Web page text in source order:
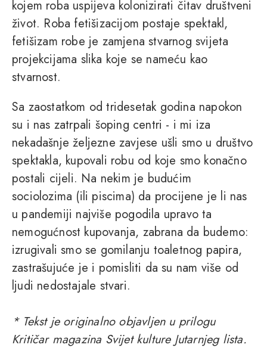
kojem roba uspijeva kolonizirati čitav društveni
život. Roba fetišizacijom postaje spektakl,
fetišizam robe je zamjena stvarnog svijeta
projekcijama slika koje se nameću kao
stvarnost.
Sa zaostatkom od tridesetak godina napokon
su i nas zatrpali šoping centri - i mi iza
nekadašnje željezne zavjese ušli smo u društvo
spektakla, kupovali robu od koje smo konačno
postali cijeli. Na nekim je budućim
sociolozima (ili piscima) da procijene je li nas
u pandemiji najviše pogodila upravo ta
nemogućnost kupovanja, zabrana da budemo:
izrugivali smo se gomilanju toaletnog papira,
zastrašujuće je i pomisliti da su nam više od
ljudi nedostajale stvari.
* Tekst je originalno objavljen u prilogu
Kritičar magazina Svijet kulture Jutarnjeg lista.